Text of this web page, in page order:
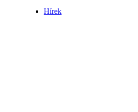
Hírek